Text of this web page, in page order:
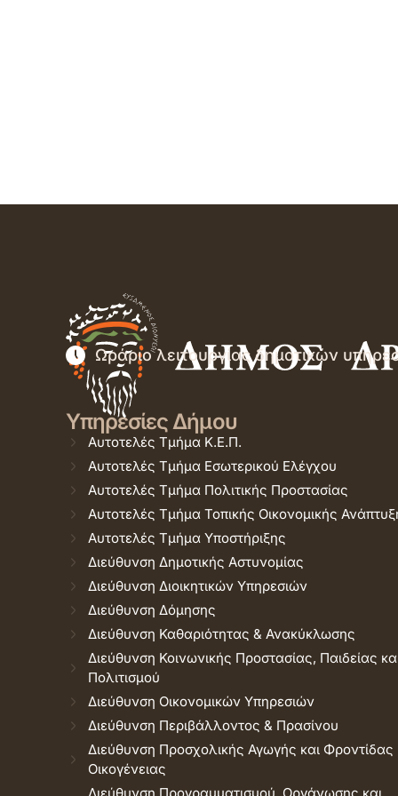
Ωράριο λειτουργίας δημοτικών
Υπηρεσίες Δήμου
Αυτοτελές Τμήμα Κ.Ε.Π.
Αυτοτελές Τμήμα Εσωτερικού Ελέγχου
Αυτοτελές Τμήμα Πολιτικής Προστασίας
Αυτοτελές Τμήμα Τοπικής Οικονομικής
Αυτοτελές Τμήμα Υποστήριξης
Διεύθυνση Δημοτικής Αστυνομίας
Διεύθυνση Διοικητικών Υπηρεσιών
Διεύθυνση Δόμησης
Διεύθυνση Καθαριότητας & Ανακύκλωσης
Διεύθυνση Κοινωνικής Προστασίας, Παιδείας
Πολιτισμού
Διεύθυνση Οικονομικών Υπηρεσιών
Διεύθυνση Περιβάλλοντος & Πρασίνου
Διεύθυνση Προσχολικής Αγωγής και Φροντίδας
Οικογένειας